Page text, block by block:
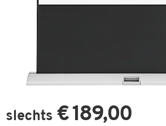
slechts € 189,00